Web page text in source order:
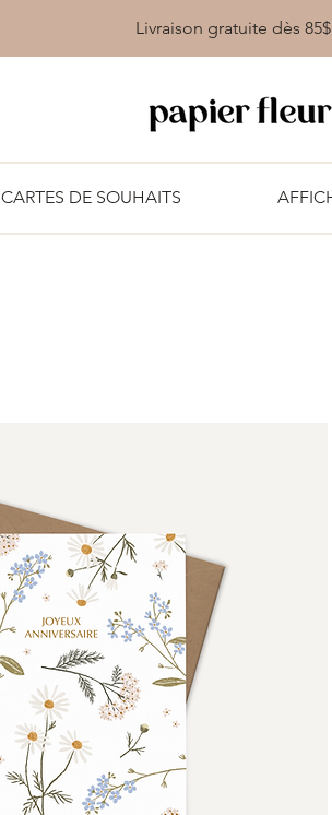
Livraison gratuite dès
CARTES DE SOUHAITS